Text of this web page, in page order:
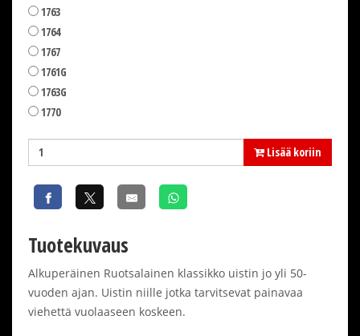
1763
1764
1767
1761G
1763G
1770
Lisää koriin
Tuotekuvaus
Alkuperäinen Ruotsalainen klassikko uistin jo yli 50-
vuoden ajan. Uistin niille jotka tarvitsevat painavaa
viehettä vuolaaseen koskeen.